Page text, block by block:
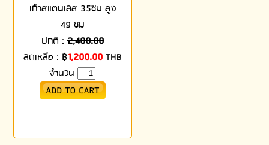
เก้าสแตนเลส 35ซม สูง
49 ซม
ปกติ : 2,400.00
ลดเหลือ : ฿1,200.00 THB
จำนวน